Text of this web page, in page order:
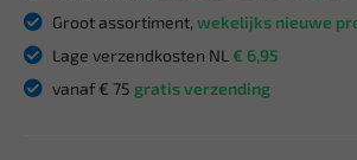
Groot assortiment, wekelijks nieuwe
Lage verzendkosten NL € 6,95
vanaf € 75 gratis verzending